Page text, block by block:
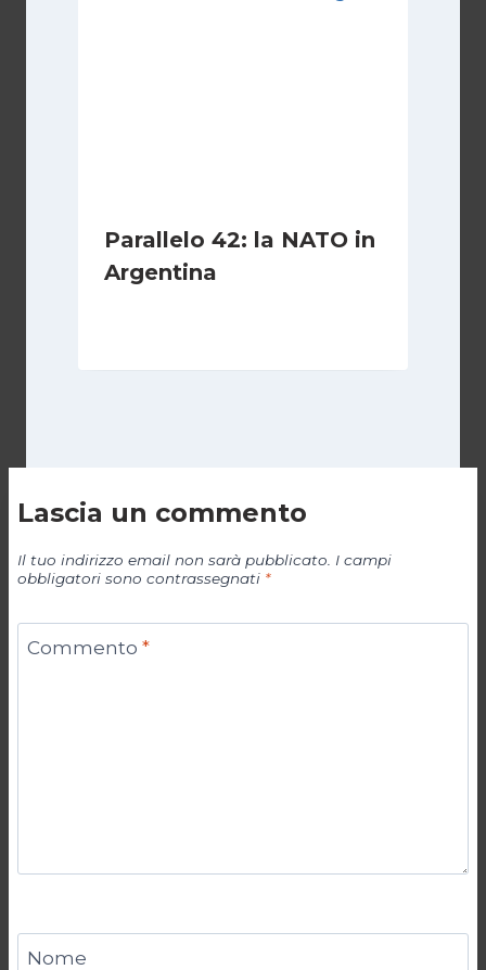
Parallelo 42: la NATO in
Argentina
Lascia un commento
Il tuo indirizzo email non sarà pubblicato. I campi
obbligatori sono contrassegnati *
Commento *
Nome